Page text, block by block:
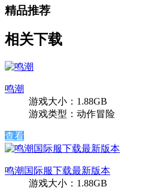
精品推荐
相关下载
鸣潮
游戏大小：1.88GB
游戏类型：动作冒险
查看
鸣潮国际服下载最新版本
游戏大小：1.88GB